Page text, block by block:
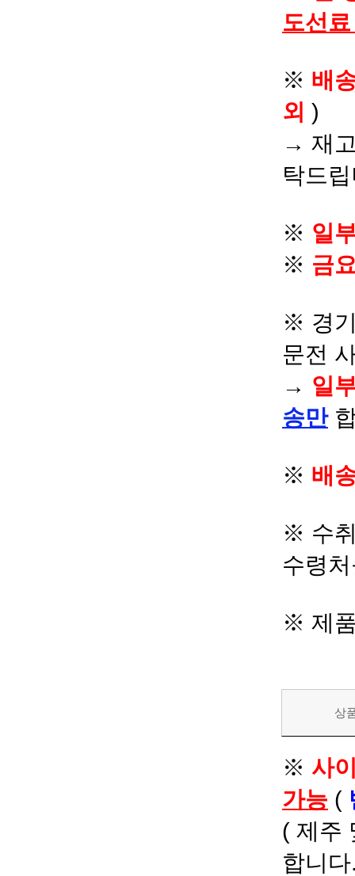
도선
※ 배
외 )
→ 재
탁드
※ 일
※ 금
※ 경
문전
→ 일
송만
※ 배
※ 수
수령
※ 제
상
※ 사
가능 (
( 제주
합니